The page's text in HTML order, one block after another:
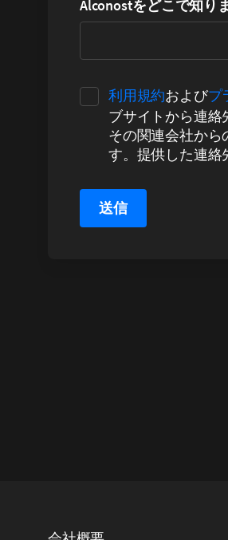
Alconostをどこで知り
利用規約およびプ
ブサイトから連絡
その関連会社から
す。提供した連絡
送信